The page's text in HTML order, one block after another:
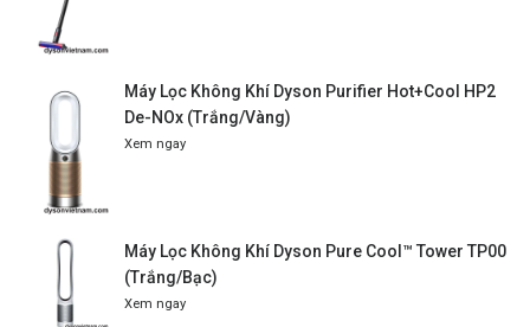
Máy Lọc Không Khí Dyson Purifier Hot+Cool HP2
De-NOx (Trắng/Vàng)
Xem ngay
Máy Lọc Không Khí Dyson Pure Cool™ Tower TP00
(Trắng/Bạc)
Xem ngay